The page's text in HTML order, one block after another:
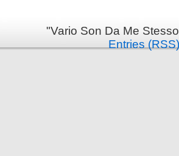
"Vario Son Da Me
Entries (RSS)